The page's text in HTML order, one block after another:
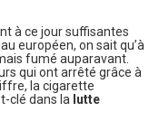
à ce jour suffisantes
européen, on sait qu’à
fumé auparavant.
qui ont arrêté grâce à
la cigarette
clé dans la lutte